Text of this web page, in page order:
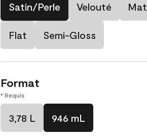
Satin/Perle Velouté Mat
Flat Semi-Gloss
Format
* Requis
3,78 L 946 mL